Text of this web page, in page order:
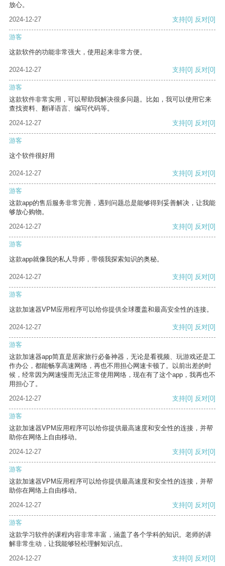
放心。
2024-12-27
支持[0] 反对[0]
游客
这款软件的功能非常强大，使用起来非常方便。
2024-12-27 支持[0] 反对[0]
游客
这款软件非常实用，可以帮助我解决很多问题。比如，我可以使用它来
查找资料、翻译语言、编写代码等。
2024-12-27
支持[0] 反对[0]
游客
这个软件很好用
2024-12-27 支持[0] 反对[0]
游客
这款app的售后服务非常完善，遇到问题总是能够得到妥善解决，让我能
够放心购物。
2024-12-27
支持[0] 反对[0]
游客
这款app就像我的私人导师，带领我探索知识的奥秘。
2024-12-27 支持[0] 反对[0]
游客
这款加速器VPM应用程序可以给你提供全球覆盖和最高安全性的连接。
2024-12-27 支持[0] 反对[0]
游客
这款加速器app简直是居家旅行必备神器，无论是看视频、玩游戏还是工
作办公，都能畅享高速网络，再也不用担心网速卡顿了。以前出差的时
候，经常因为网速慢而无法正常使用网络，现在有了这个app，我再也不
用担心了。
2024-12-27
支持[0] 反对[0]
游客
这款加速器VPM应用程序可以给你提供最高速度和安全性的连接，并帮
助你在网络上自由移动。
2024-12-27
支持[0] 反对[0]
游客
这款加速器VPM应用程序可以给你提供最高速度和安全性的连接，并帮
助你在网络上自由移动。
2024-12-27
支持[0] 反对[0]
游客
这款学习软件的课程内容非常丰富，涵盖了各个学科的知识。老师的讲
解非常生动，让我能够轻松理解知识点。
2024-12-27
支持[0] 反对[0]